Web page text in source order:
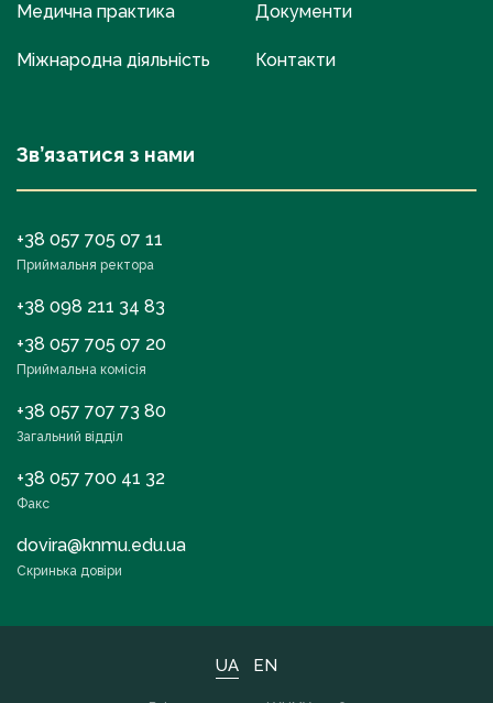
Медична практика
Міжнародна діяльність
Документи
Контакти
Зв’язатися з нами
+38 057 705 07 11
Приймальня ректора
+38 098 211 34 83
+38 057 705 07 20
Приймальна комісія
+38 057 707 73 80
Загальний відділ
+38 057 700 41 32
Факс
dovira@knmu.edu.ua
Скринька довіри
UA EN